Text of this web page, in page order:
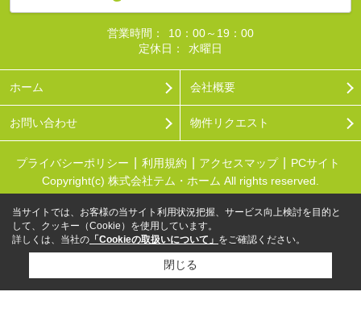
営業時間：
10：00～19：00
定休日：
水曜日
ホーム 会社概要
お問い合わせ 物件リクエスト
プライバシーポリシー 利用規約 アクセスマップ
PCサイト
Copyright(c) 株式会社テム・ホーム All rights reserved.